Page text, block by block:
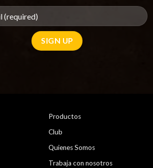
Productos
Club
Quienes Somos
Trabaja con nosotros